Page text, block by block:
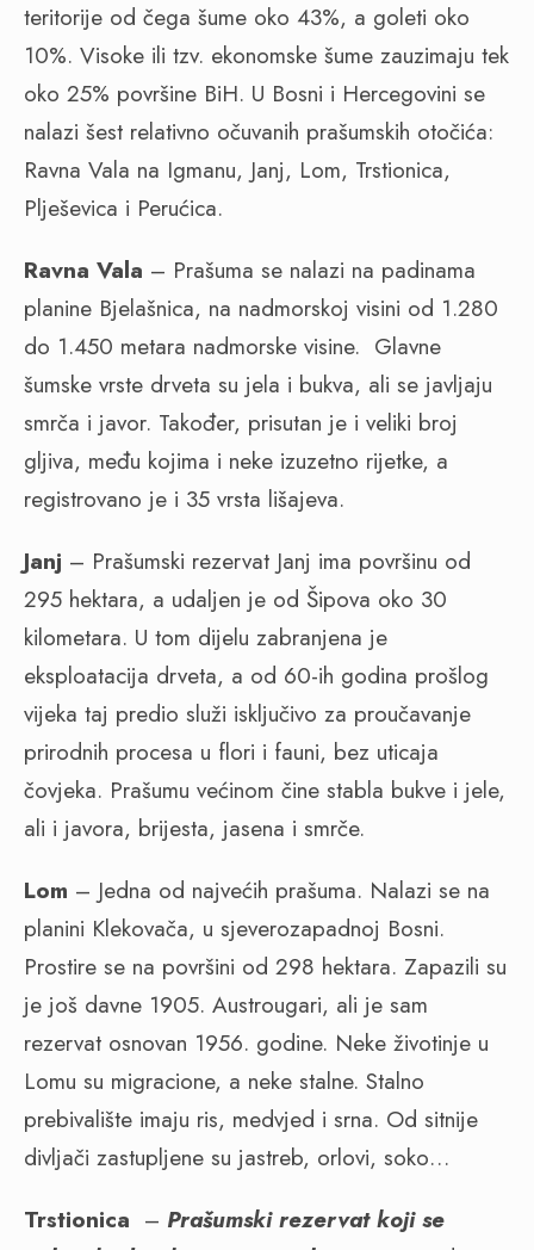
teritorije od čega šume oko 43%, a goleti oko
10%. Visoke ili tzv. ekonomske šume zauzimaju tek
oko 25% površine BiH. U Bosni i Hercegovini se
nalazi šest relativno očuvanih prašumskih otočića:
Ravna Vala na Igmanu, Janj, Lom, Trstionica,
Plješevica i Perućica.
Ravna Vala – Prašuma se nalazi na padinama
planine Bjelašnica, na nadmorskoj visini od 1.280
do 1.450 metara nadmorske visine. Glavne
šumske vrste drveta su jela i bukva, ali se javljaju
smrča i javor. Također, prisutan je i veliki broj
gljiva, među kojima i neke izuzetno rijetke, a
registrovano je i 35 vrsta lišajeva.
Janj – Prašumski rezervat Janj ima površinu od
295 hektara, a udaljen je od Šipova oko 30
kilometara. U tom dijelu zabranjena je
eksploatacija drveta, a od 60-ih godina prošlog
vijeka taj predio služi isključivo za proučavanje
prirodnih procesa u flori i fauni, bez uticaja
čovjeka. Prašumu većinom čine stabla bukve i jele,
ali i javora, brijesta, jasena i smrče.
Lom – Jedna od najvećih prašuma. Nalazi se na
planini Klekovača, u sjeverozapadnoj Bosni.
Prostire se na površini od 298 hektara. Zapazili su
je još davne 1905. Austrougari, ali je sam
rezervat osnovan 1956. godine. Neke životinje u
Lomu su migracione, a neke stalne. Stalno
prebivalište imaju ris, medvjed i srna. Od sitnije
divljači zastupljene su jastreb, orlovi, soko…
Trstionica – Prašumski rezervat koji se